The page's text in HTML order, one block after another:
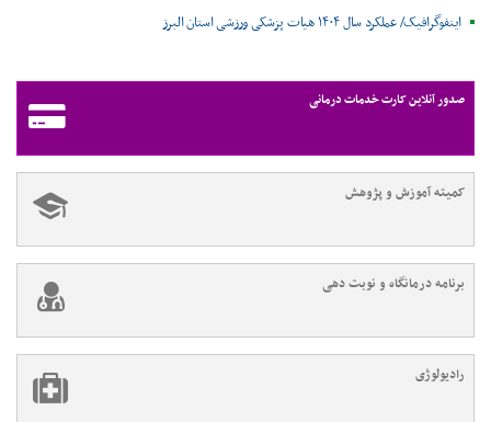
اینفوگرافیک/ عملکرد سال ۱۴۰۴ هیات پزشکی ورزشی استان البرز
صدور آنلاین کارت خدمات درمانی
کمیته آموزش و پژوهش
برنامه درمانگاه و نوبت دهی
رادیولوژی